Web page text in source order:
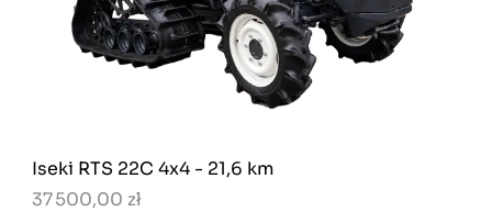
Iseki RTS 22C 4x4 - 21,6 km
37 500,00 zł